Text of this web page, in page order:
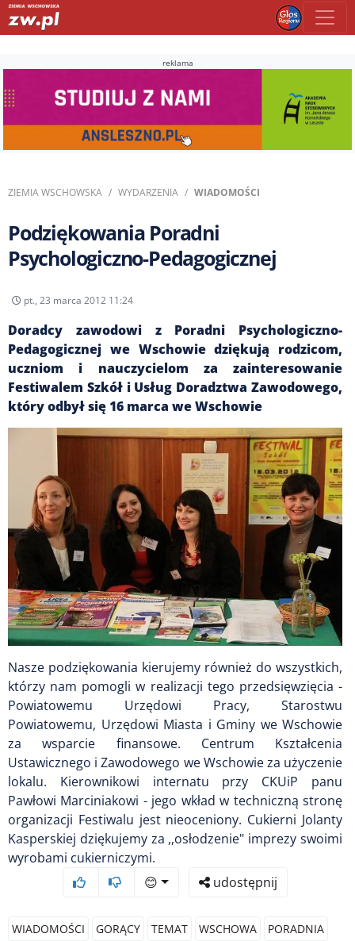
reklama
ZIEMIA WSCHOWSKA WYDARZENIA WIADOMOŚCI
Podziękowania Poradni
Psychologiczno-Pedagogicznej
pt., 23 marca 2012 11:24
Doradcy zawodowi z Poradni Psychologiczno-
Pedagogicznej we Wschowie dziękują rodzicom,
uczniom i nauczycielom za zainteresowanie
Festiwalem Szkół i Usług Doradztwa Zawodowego,
który odbył się 16 marca we Wschowie
Nasze podziękowania kierujemy również do wszystkich,
którzy nam pomogli w realizacji tego przedsięwzięcia -
Powiatowemu Urzędowi Pracy, Starostwu
Powiatowemu, Urzędowi Miasta i Gminy we Wschowie
za wsparcie finansowe. Centrum Kształcenia
Ustawicznego i Zawodowego we Wschowie za użyczenie
lokalu. Kierownikowi internatu przy CKUiP panu
Pawłowi Marciniakowi - jego wkład w techniczną stronę
organizacji Festiwalu jest nieoceniony. Cukierni Jolanty
Kasperskiej dziękujemy za ,,osłodzenie" imprezy swoimi
wyrobami cukierniczymi.
😊
udostępnij
WIADOMOŚCI GORĄCY TEMAT WSCHOWA PORADNIA